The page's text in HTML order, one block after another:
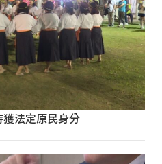
法定原民身分